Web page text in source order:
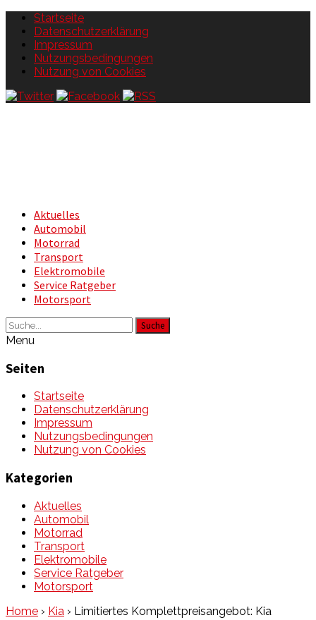
Startseite
Datenschutzerklärung
Impressum
Nutzungsbedingungen
Nutzung von Cookies
Aktuelles
Automobil
Motorrad
Transport
Elektromobile
Service Ratgeber
Motorsport
Suche
Menu
Seiten
Startseite
Datenschutzerklärung
Impressum
Nutzungsbedingungen
Nutzung von Cookies
Kategorien
Aktuelles
Automobil
Motorrad
Transport
Elektromobile
Service Ratgeber
Motorsport
Home › Kia › Limitiertes Komplettpreisangebot: Kia